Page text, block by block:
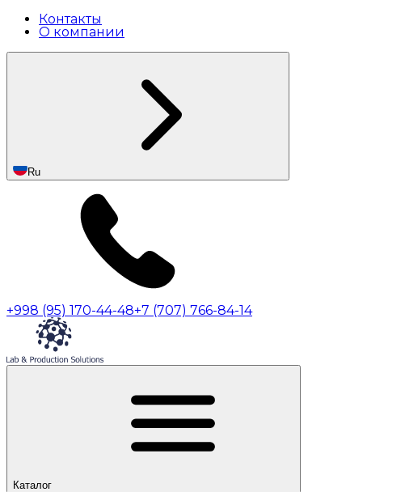
Контакты
О компании
Ru
+998 (95) 170-44-48+7 (707) 766-84-14
Каталог